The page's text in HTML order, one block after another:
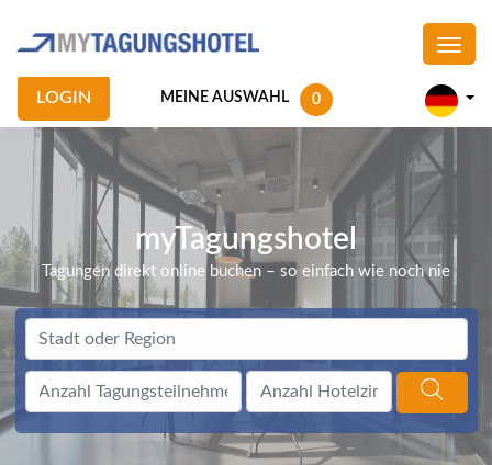
MEINE AUSWAHL 0
LOGIN
myTagungshotel
Tagungen direkt online buchen – so einfach wie noch nie